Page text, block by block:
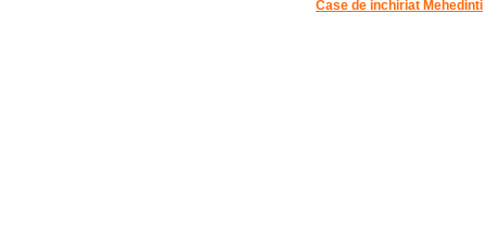
Case de inchiriat Mehedinti